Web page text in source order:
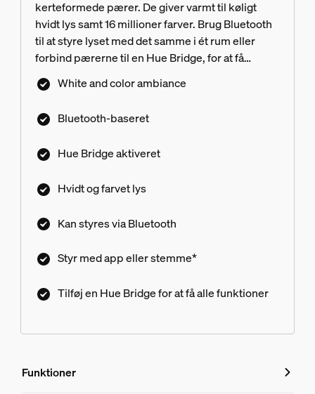
kerteformede pærer. De giver varmt til køligt
hvidt lys samt 16 millioner farver. Brug Bluetooth
til at styre lyset med det samme i ét rum eller
forbind pærerne til en Hue Bridge, for at få
adgang til alle funktioner.
White and color ambiance
Bluetooth-baseret
Hue Bridge aktiveret
Hvidt og farvet lys
Kan styres via Bluetooth
Styr med app eller stemme*
Tilføj en Hue Bridge for at få alle funktioner
Funktioner